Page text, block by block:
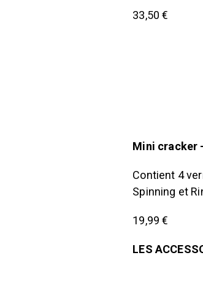
33,50 €
Mini cracker
Contient 4
Spinning et
19,99 €
LES